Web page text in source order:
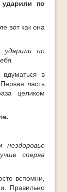
по
вот как она
по
в
часть
целиком
сперва
вспомни,
Правильно